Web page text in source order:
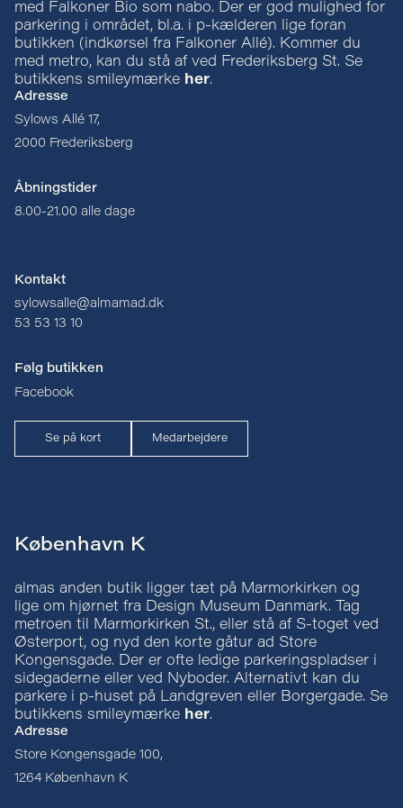
med Falkoner Bio som nabo. Der er god mulighed for
parkering i området, bl.a. i p-kælderen lige foran
butikken (indkørsel fra Falkoner Allé). Kommer du
med metro, kan du stå af ved Frederiksberg St. Se
butikkens smileymærke her.
Adresse
Sylows Allé 17,
2000 Frederiksberg
Åbningstider
8.00-21.00 alle dage
Kontakt
sylowsalle@almamad.dk
53 53 13 10
Følg butikken
Facebook
Se på kort Medarbejdere
København K
almas anden butik ligger tæt på Marmorkirken og
lige om hjørnet fra Design Museum Danmark. Tag
metroen til Marmorkirken St., eller stå af S-toget ved
Østerport, og nyd den korte gåtur ad Store
Kongensgade. Der er ofte ledige parkeringspladser i
sidegaderne eller ved Nyboder. Alternativt kan du
parkere i p-huset på Landgreven eller Borgergade. Se
butikkens smileymærke her.
Adresse
Store Kongensgade 100,
1264 København K